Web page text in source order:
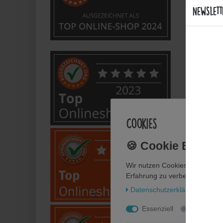
Cookies
Wir nutzen Cookies auf
Erfahrung zu verbessern.
Daten­schutz­erklärung
Essenziell